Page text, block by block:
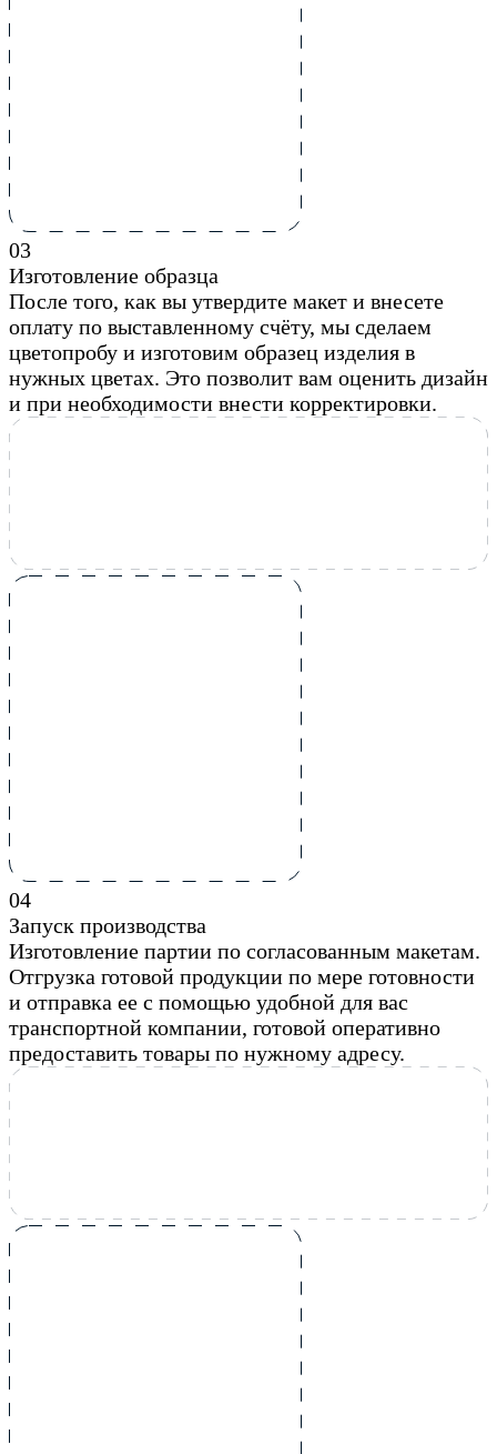
03
Изготовление образца
После того, как вы утвердите макет и внесете
оплату по выставленному счёту, мы сделаем
цветопробу и изготовим образец изделия в
нужных цветах. Это позволит вам оценить дизайн
и при необходимости внести корректировки.
04
Запуск производства
Изготовление партии по согласованным макетам.
Отгрузка готовой продукции по мере готовности
и отправка ее с помощью удобной для вас
транспортной компании, готовой оперативно
предоставить товары по нужному адресу.